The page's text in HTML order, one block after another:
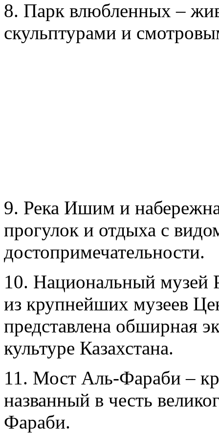
8. Парк влюбленных –
скульптурами и
9. Река Ишим и
прогулок и отдыха с
достопримечательности.
10. Национальный музей
из крупнейших музеев
представлена обширная
культуре Казахстана.
11. Мост Аль-Фараби –
названный в честь
Фараби.